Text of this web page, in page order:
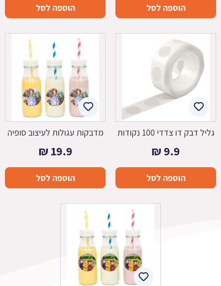
הוספה לסל הוספה לסל
גליל דבק דו צדדי 100 נקודות
9.9
₪
הוספה לסל
מדבקות עגולות לעיצוב סופיה
19.9
₪
הוספה לסל